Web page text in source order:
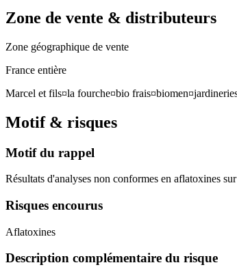
Zone de vente & distributeurs
Zone géographique de vente
France entière
Marcel et fils¤la fourche¤bio
Motif & risques
Motif du rappel
Résultats d'analyses non conformes en aflatoxines
Risques encourus
Aflatoxines
Description complémentaire du risque